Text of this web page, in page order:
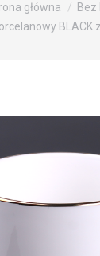
główna
Bez